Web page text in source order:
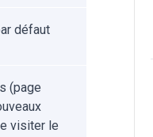
défaut
(page
visiter le